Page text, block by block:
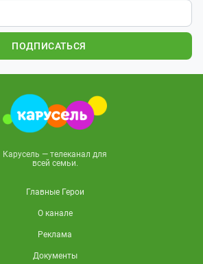
ПОДПИСАТЬСЯ
Карусель — телеканал для
всей семьи.
Главные Герои
О канале
Реклама
Документы